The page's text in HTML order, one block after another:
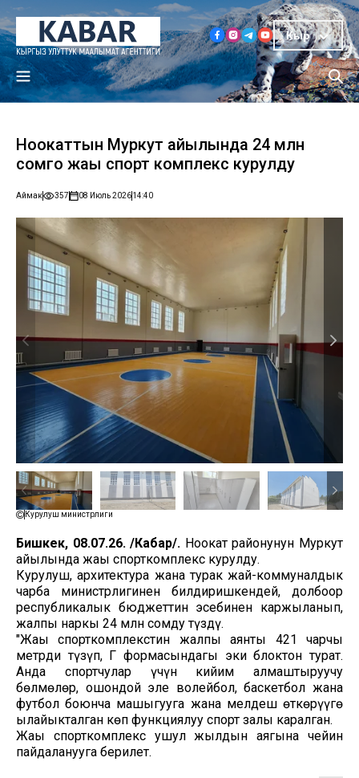
Кыр
Ноокаттын Муркут айылында 24 млн
сомго жаңы спорт комплекс курулду
Аймак 357 08 Июль 202614:40
Курулуш министрлиги
Бишкек, 08.07.26. /Кабар/. Ноокат районунун Муркут
айылында жаңы спорткомплекс курулду.
Курулуш, архитектура жана турак жай-коммуналдык
чарба министрлигинен билдиришкендей, долбоор
республикалык бюджеттин эсебинен каржыланып,
жалпы наркы 24 млн сомду түздү.
"Жаңы спорткомплекстин жалпы аянты 421 чарчы
метрди түзүп, Г формасындагы эки блоктон турат.
Анда спортчулар үчүн кийим алмаштыруучу
бөлмөлөр, ошондой эле волейбол, баскетбол жана
футбол боюнча машыгууга жана мелдеш өткөрүүгө
ылайыкталган көп функциялуу спорт залы каралган.
Жаңы спорткомплекс ушул жылдын аягына чейин
пайдаланууга берилет.